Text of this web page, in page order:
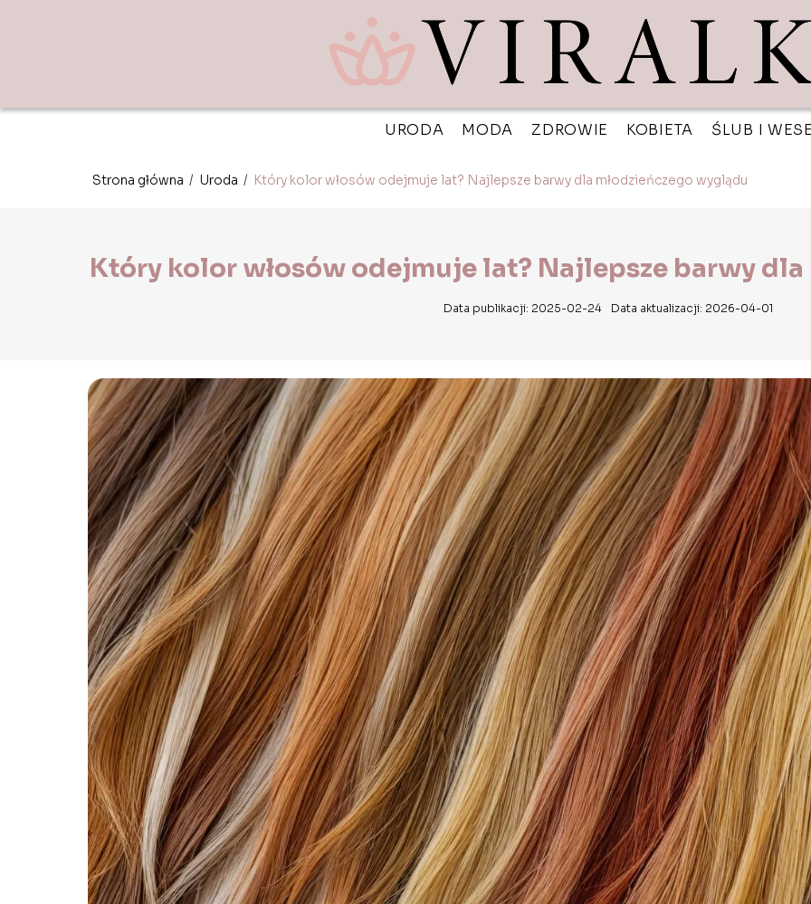
URODA MODA ZDROWIE KOBIETA ŚLUB I
Strona główna / Uroda / Który kolor włosów odejmuje lat? Najlepsze barwy dla młodzieńczego wyglądu
Który kolor włosów odejmuje lat? Najlepsze barwy
Data publikacji: 2025-02-24 Data aktualizacji: 2026-04-01